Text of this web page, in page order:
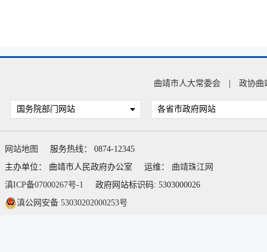
曲靖市人大常委会 政协曲
国务院部门网站 各省市政府网站
网站地图
服务热线： 0874-12345
主办单位： 曲靖市人民政府办公室
运维： 曲靖珠江网
滇ICP备07000267号-1
政府网站标识码: 5303000026
滇公网安备 53030202000253号